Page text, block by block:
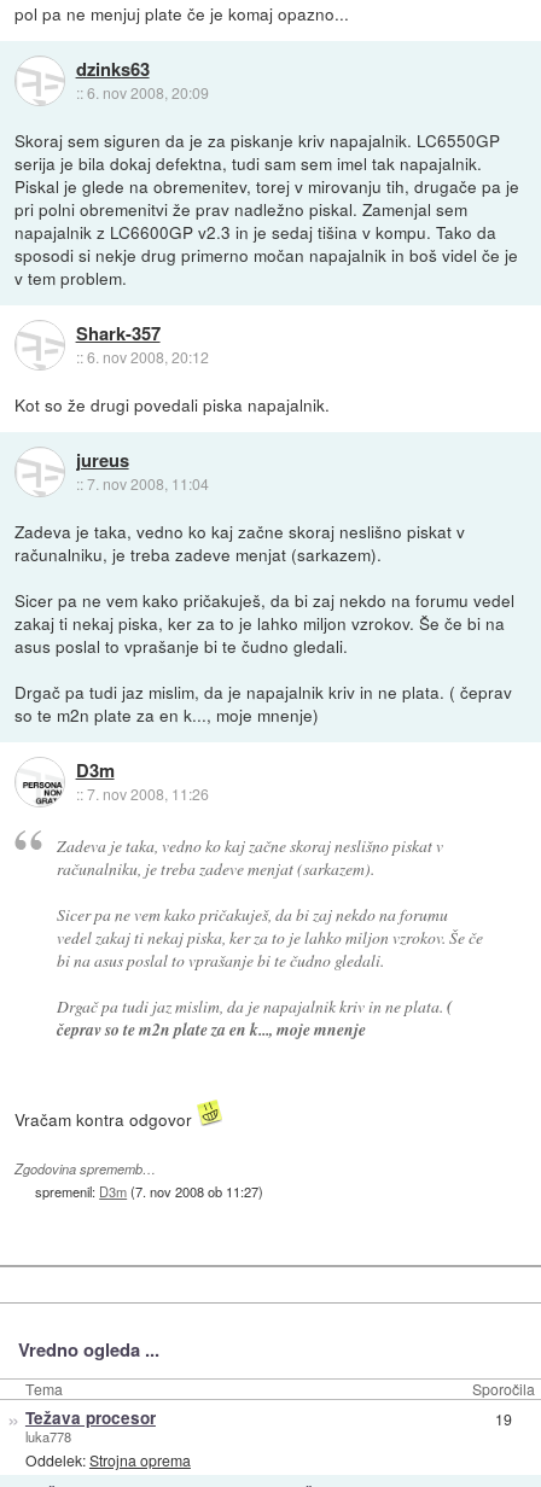
pol pa ne menjuj plate če je komaj opazno...
dzinks63
::6. nov 2008, 20:09
Skoraj sem siguren da je za piskanje kriv napajalnik. LC6550GP
serija je bila dokaj defektna, tudi sam sem imel tak napajalnik.
Piskal je glede na obremenitev, torej v mirovanju tih, drugače pa je
pri polni obremenitvi že prav nadležno piskal. Zamenjal sem
napajalnik z LC6600GP v2.3 in je sedaj tišina v kompu. Tako da
sposodi si nekje drug primerno močan napajalnik in boš videl če je
v tem problem.
Shark-357
::6. nov 2008, 20:12
Kot so že drugi povedali piska napajalnik.
jureus
::7. nov 2008, 11:04
Zadeva je taka, vedno ko kaj začne skoraj neslišno piskat v
računalniku, je treba zadeve menjat (sarkazem).
Sicer pa ne vem kako pričakuješ, da bi zaj nekdo na forumu vedel
zakaj ti nekaj piska, ker za to je lahko miljon vzrokov. Še če bi na
asus poslal to vprašanje bi te čudno gledali.
Drgač pa tudi jaz mislim, da je napajalnik kriv in ne plata. ( čeprav
so te m2n plate za en k..., moje mnenje)
D3m
::7. nov 2008, 11:26
Zadeva je taka, vedno ko kaj začne skoraj neslišno piskat v
računalniku, je treba zadeve menjat (sarkazem).
Sicer pa ne vem kako pričakuješ, da bi zaj nekdo na forumu
vedel zakaj ti nekaj piska, ker za to je lahko miljon vzrokov. Še če
bi na asus poslal to vprašanje bi te čudno gledali.
Drgač pa tudi jaz mislim, da je napajalnik kriv in ne plata. (
čeprav so te m2n plate za en k..., moje mnenje
Vračam kontra odgovor
Zgodovina sprememb…
spremenil: D3m(7. nov 2008 ob 11:27)
Vredno ogleda ...
Tema Sporočila
» Težava procesor
luka778
Oddelek:Strojna oprema
19